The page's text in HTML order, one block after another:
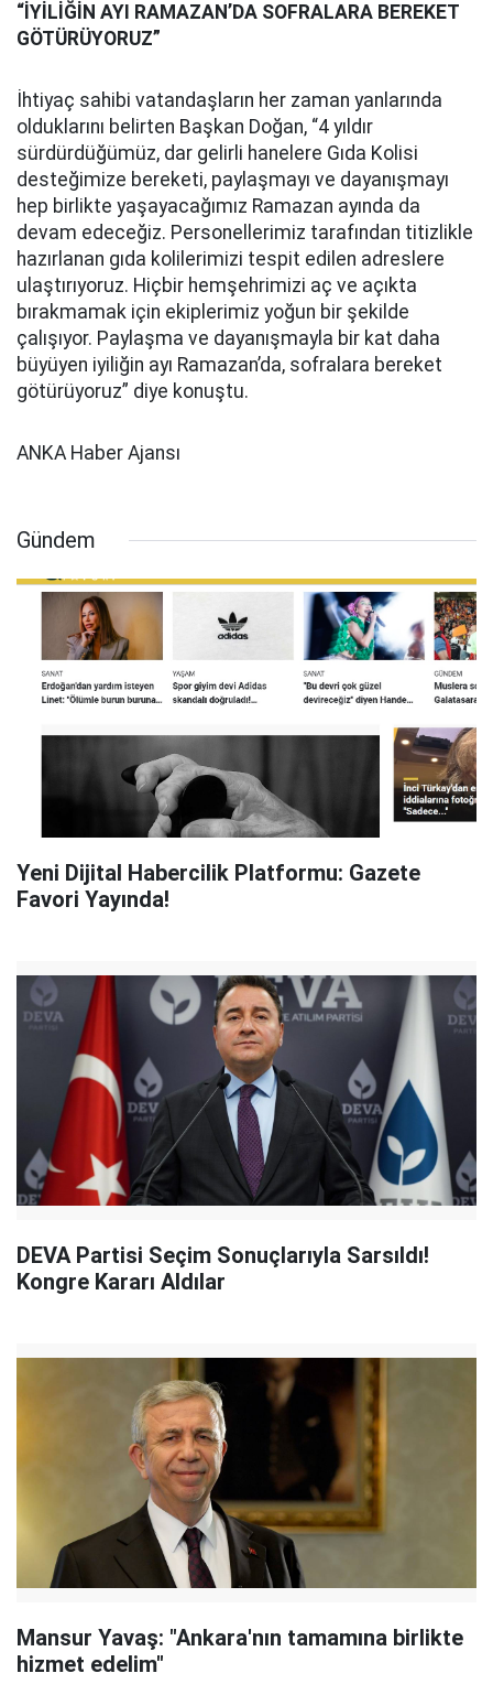
“İYİLİĞİN AYI RAMAZAN’DA SOFRALARA BEREKET
GÖTÜRÜYORUZ”
İhtiyaç sahibi vatandaşların her zaman yanlarında
olduklarını belirten Başkan Doğan, “4 yıldır
sürdürdüğümüz, dar gelirli hanelere Gıda Kolisi
desteğimize bereketi, paylaşmayı ve dayanışmayı
hep birlikte yaşayacağımız Ramazan ayında da
devam edeceğiz. Personellerimiz tarafından titizlikle
hazırlanan gıda kolilerimizi tespit edilen adreslere
ulaştırıyoruz. Hiçbir hemşehrimizi aç ve açıkta
bırakmamak için ekiplerimiz yoğun bir şekilde
çalışıyor. Paylaşma ve dayanışmayla bir kat daha
büyüyen iyiliğin ayı Ramazan’da, sofralara bereket
götürüyoruz” diye konuştu.
ANKA Haber Ajansı
Gündem
Yeni Dijital Habercilik Platformu: Gazete
Favori Yayında!
DEVA Partisi Seçim Sonuçlarıyla Sarsıldı!
Kongre Kararı Aldılar
Mansur Yavaş: "Ankara'nın tamamına birlikte
hizmet edelim"